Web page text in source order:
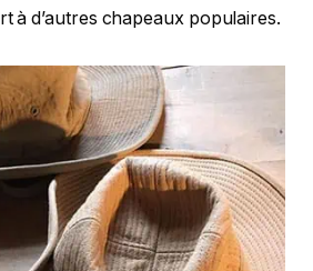
à d’autres chapeaux populaires.